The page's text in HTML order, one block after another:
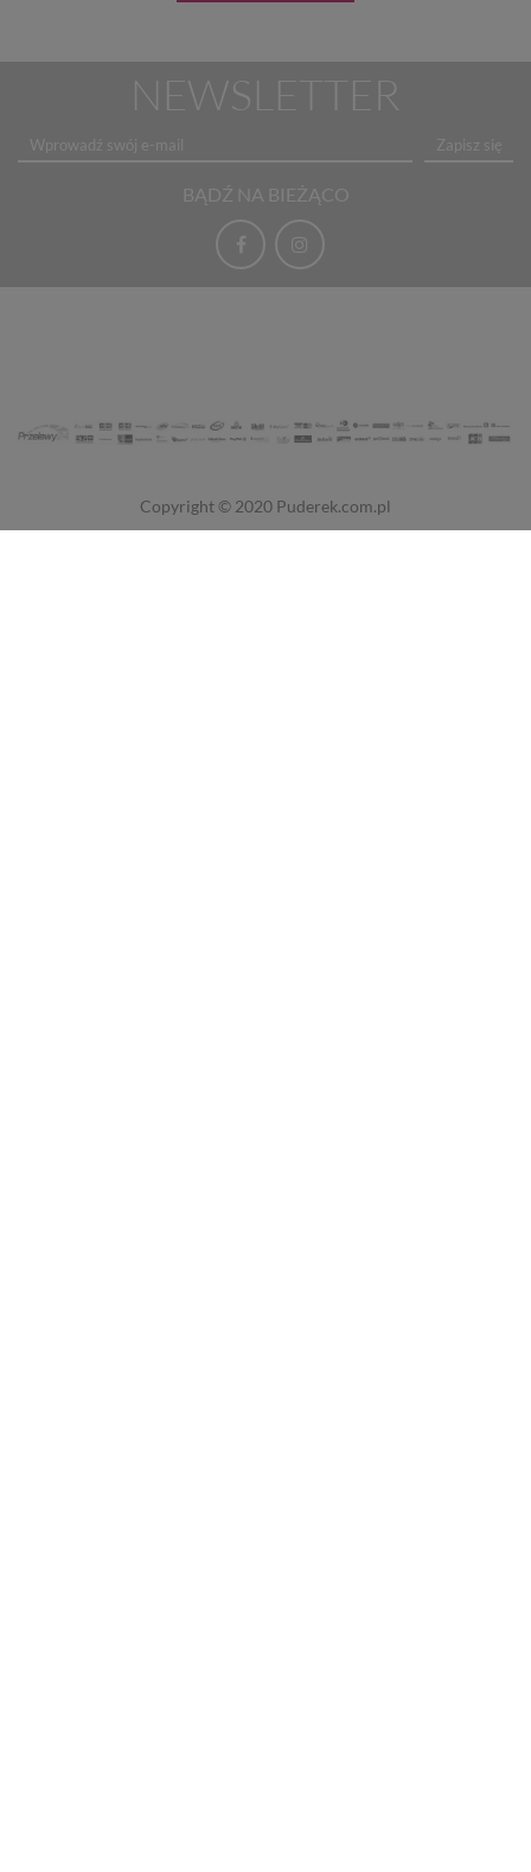
NEWSLETTER
Zapisz się
BĄDŹ NA BIEŻĄCO
Copyright © 2020 Puderek.com.pl